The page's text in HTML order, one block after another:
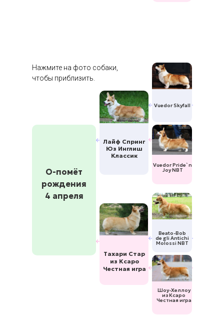
Лайф Спринг
Юз Инглиш
Классик
Тахари Стар
из Ксаро
Честная игра
Шоу-Хеллоу
из Ксаро
Честная игра
Beato-Bob
de gli Antichi
Molossi NBT
Vuedor Pride`n
Joy NBT
Vuedor Skyfall
О-помёт
рождения
4 апреля
Нажмите на фото собаки,
чтобы приблизить.